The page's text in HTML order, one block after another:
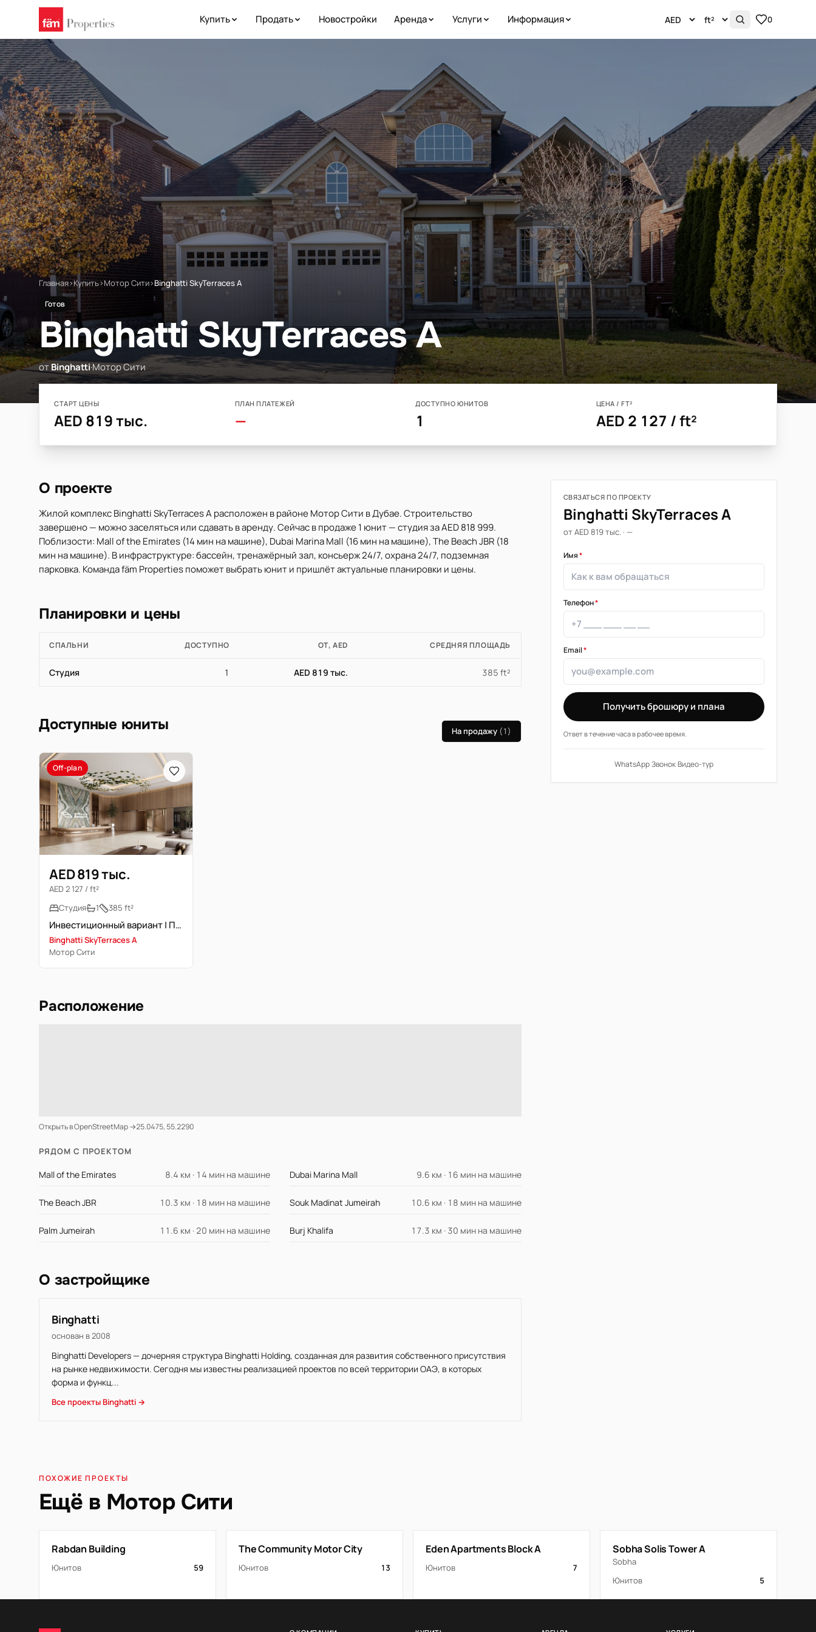
Купить Продать Новостройки Аренда Услуги Информация 0
Главная›Купить›Мотор Сити›Binghatti SkyTerraces A
Готов
Binghatti SkyTerraces A
отBinghatti·Мотор Сити
СТАРТ ЦЕНЫ
AED 819 тыс.
ПЛАН ПЛАТЕЖЕЙ
—
ДОСТУПНО ЮНИТОВ
1
ЦЕНА / FT²
AED 2 127 / ft²
О проекте
Жилой комплекс Binghatti SkyTerraces A расположен в районе Мотор Сити в Дубае. Строительство
завершено — можно заселяться или сдавать в аренду. Сейчас в продаже 1 юнит — студия за AED 818 999.
Поблизости: Mall of the Emirates (14 мин на машине), Dubai Marina Mall (16 мин на машине), The Beach JBR (18
мин на машине). В инфраструктуре: бассейн, тренажёрный зал, консьерж 24/7, охрана 24/7, подземная
парковка. Команда fäm Properties поможет выбрать юнит и пришлёт актуальные планировки и цены.
Планировки и цены
СПАЛЬНИ ДОСТУПНО ОТ, AED СРЕДНЯЯ ПЛОЩАДЬ
Студия 1 AED 819 тыс. 385 ft²
Доступные юниты На продажу (1)
Off-plan
AED 819 тыс.
AED 2 127 / ft²
Студия
1 385 ft²
Инвестиционный вариант | Просторная | Высокий этаж
Binghatti SkyTerraces A
Мотор Сити
Расположение
Открыть в OpenStreetMap →25.0475, 55.2290
РЯДОМ С ПРОЕКТОМ
Mall of the Emirates 8.4 км · 14 мин на машине Dubai Marina Mall 9.6 км · 16 мин на машине
The Beach JBR 10.3 км · 18 мин на машине Souk Madinat Jumeirah 10.6 км · 18 мин на машине
Palm Jumeirah 11.6 км · 20 мин на машине Burj Khalifa 17.3 км · 30 мин на машине
О застройщике
Binghatti
основан в 2008
Binghatti Developers — дочерняя структура Binghatti Holding, созданная для развития собственного присутствия
на рынке недвижимости. Сегодня мы известны реализацией проектов по всей территории ОАЭ, в которых
форма и функц...
Все проекты Binghatti →
СВЯЗАТЬСЯ ПО ПРОЕКТУ
Binghatti SkyTerraces A
от AED 819 тыс. · —
Имя*
Телефон*
Email*
Получить брошюру и плана
Ответ в течение часа в рабочее время.
WhatsApp·Звонок·Видео-тур
ПОХОЖИЕ ПРОЕКТЫ
Ещё в Мотор Сити
Rabdan Building
Юнитов 59
The Community Motor City
Юнитов 13
Eden Apartments Block A
Юнитов 7
Sobha Solis Tower A
Sobha
Юнитов
5